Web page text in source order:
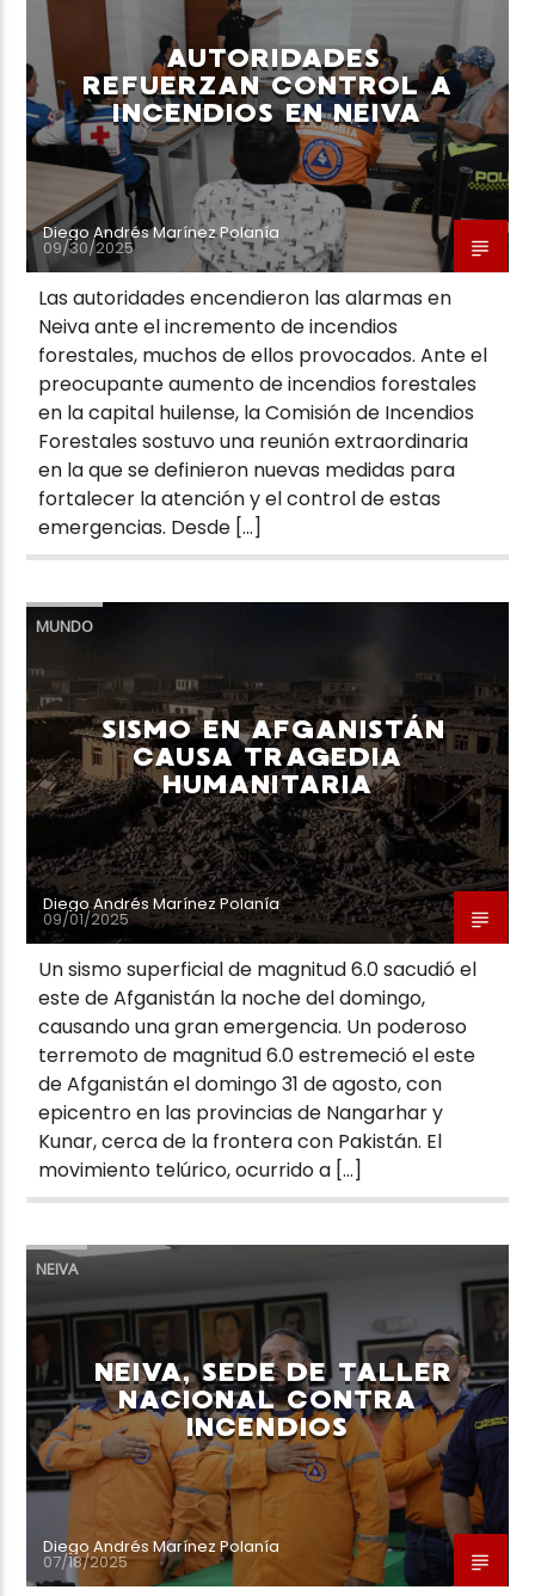
Neiva Estereo
AUTORIDADES
REFUERZAN CONTROL A
INCENDIOS EN NEIVA
Diego Andrés Marínez Polanía
09/30/2025
Las autoridades encendieron las alarmas en
Neiva ante el incremento de incendios
forestales, muchos de ellos provocados. Ante el
preocupante aumento de incendios forestales
en la capital huilense, la Comisión de Incendios
Forestales sostuvo una reunión extraordinaria
en la que se definieron nuevas medidas para
fortalecer la atención y el control de estas
emergencias. Desde […]
MUNDO
SISMO EN AFGANISTÁN
CAUSA TRAGEDIA
HUMANITARIA
Diego Andrés Marínez Polanía
09/01/2025
Un sismo superficial de magnitud 6.0 sacudió el
este de Afganistán la noche del domingo,
causando una gran emergencia. Un poderoso
terremoto de magnitud 6.0 estremeció el este
de Afganistán el domingo 31 de agosto, con
epicentro en las provincias de Nangarhar y
Kunar, cerca de la frontera con Pakistán. El
movimiento telúrico, ocurrido a […]
NEIVA
NEIVA, SEDE DE TALLER
NACIONAL CONTRA
INCENDIOS
Diego Andrés Marínez Polanía
07/18/2025